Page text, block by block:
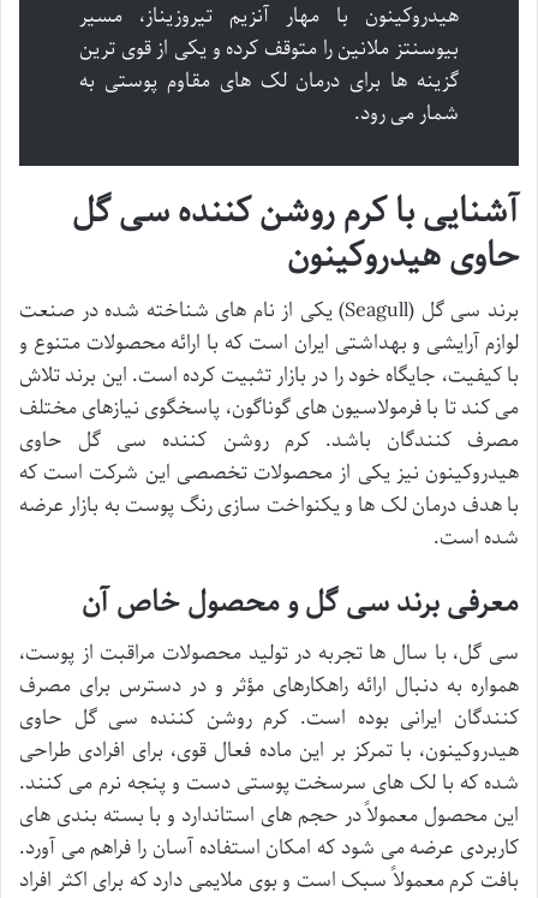
هیدروکینون با مهار آنزیم تیروزیناز، مسیر
بیوسنتز ملانین را متوقف کرده و یکی از قوی ترین
گزینه ها برای درمان لک های مقاوم پوستی به
شمار می رود.
آشنایی با کرم روشن کننده سی گل
حاوی هیدروکینون
برند سی گل (Seagull) یکی از نام های شناخته شده در صنعت
لوازم آرایشی و بهداشتی ایران است که با ارائه محصولات متنوع و
با کیفیت، جایگاه خود را در بازار تثبیت کرده است. این برند تلاش
می کند تا با فرمولاسیون های گوناگون، پاسخگوی نیازهای مختلف
مصرف کنندگان باشد. کرم روشن کننده سی گل حاوی
هیدروکینون نیز یکی از محصولات تخصصی این شرکت است که
با هدف درمان لک ها و یکنواخت سازی رنگ پوست به بازار عرضه
شده است.
معرفی برند سی گل و محصول خاص آن
سی گل، با سال ها تجربه در تولید محصولات مراقبت از پوست،
همواره به دنبال ارائه راهکارهای مؤثر و در دسترس برای مصرف
کنندگان ایرانی بوده است. کرم روشن کننده سی گل حاوی
هیدروکینون، با تمرکز بر این ماده فعال قوی، برای افرادی طراحی
شده که با لک های سرسخت پوستی دست و پنجه نرم می کنند.
این محصول معمولاً در حجم های استاندارد و با بسته بندی های
کاربردی عرضه می شود که امکان استفاده آسان را فراهم می آورد.
بافت کرم معمولاً سبک است و بوی ملایمی دارد که برای اکثر افراد